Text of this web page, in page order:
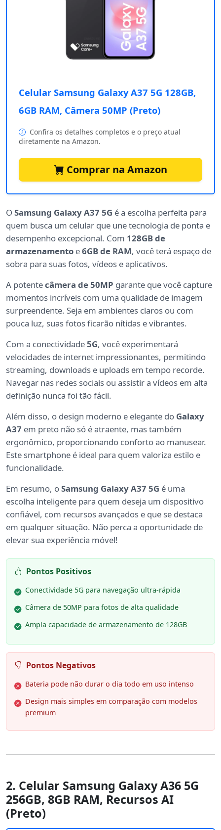
Celular Samsung Galaxy A37 5G 128GB,
6GB RAM, Câmera 50MP (Preto)
Confira os detalhes completos e o preço atual
diretamente na Amazon.
Comprar na Amazon
O Samsung Galaxy A37 5G é a escolha perfeita para
quem busca um celular que une tecnologia de ponta e
desempenho excepcional. Com 128GB de
armazenamento e6GB de RAM, você terá espaço de
sobra para suas fotos, vídeos e aplicativos.
A potentecâmera de 50MP garante que você capture
momentos incríveis com uma qualidade de imagem
surpreendente. Seja em ambientes claros ou com
pouca luz, suas fotos ficarão nítidas e vibrantes.
Com a conectividade5G, você experimentará
velocidades de internet impressionantes, permitindo
streaming, downloads e uploads em tempo recorde.
Navegar nas redes sociais ou assistir a vídeos em alta
definição nunca foi tão fácil.
Além disso, o design moderno e elegante do Galaxy
A37 em preto não só é atraente, mas também
ergonômico, proporcionando conforto ao manusear.
Este smartphone é ideal para quem valoriza estilo e
funcionalidade.
Em resumo, oSamsung Galaxy A37 5G é uma
escolha inteligente para quem deseja um dispositivo
confiável, com recursos avançados e que se destaca
em qualquer situação. Não perca a oportunidade de
elevar sua experiência móvel!
Pontos Positivos
Conectividade 5G para navegação ultra-rápida
Câmera de 50MP para fotos de alta qualidade
Ampla capacidade de armazenamento de 128GB
Pontos Negativos
Bateria pode não durar o dia todo em uso intenso
Design mais simples em comparação com modelos
premium
2. Celular Samsung Galaxy A36 5G
256GB, 8GB RAM, Recursos AI
(Preto)